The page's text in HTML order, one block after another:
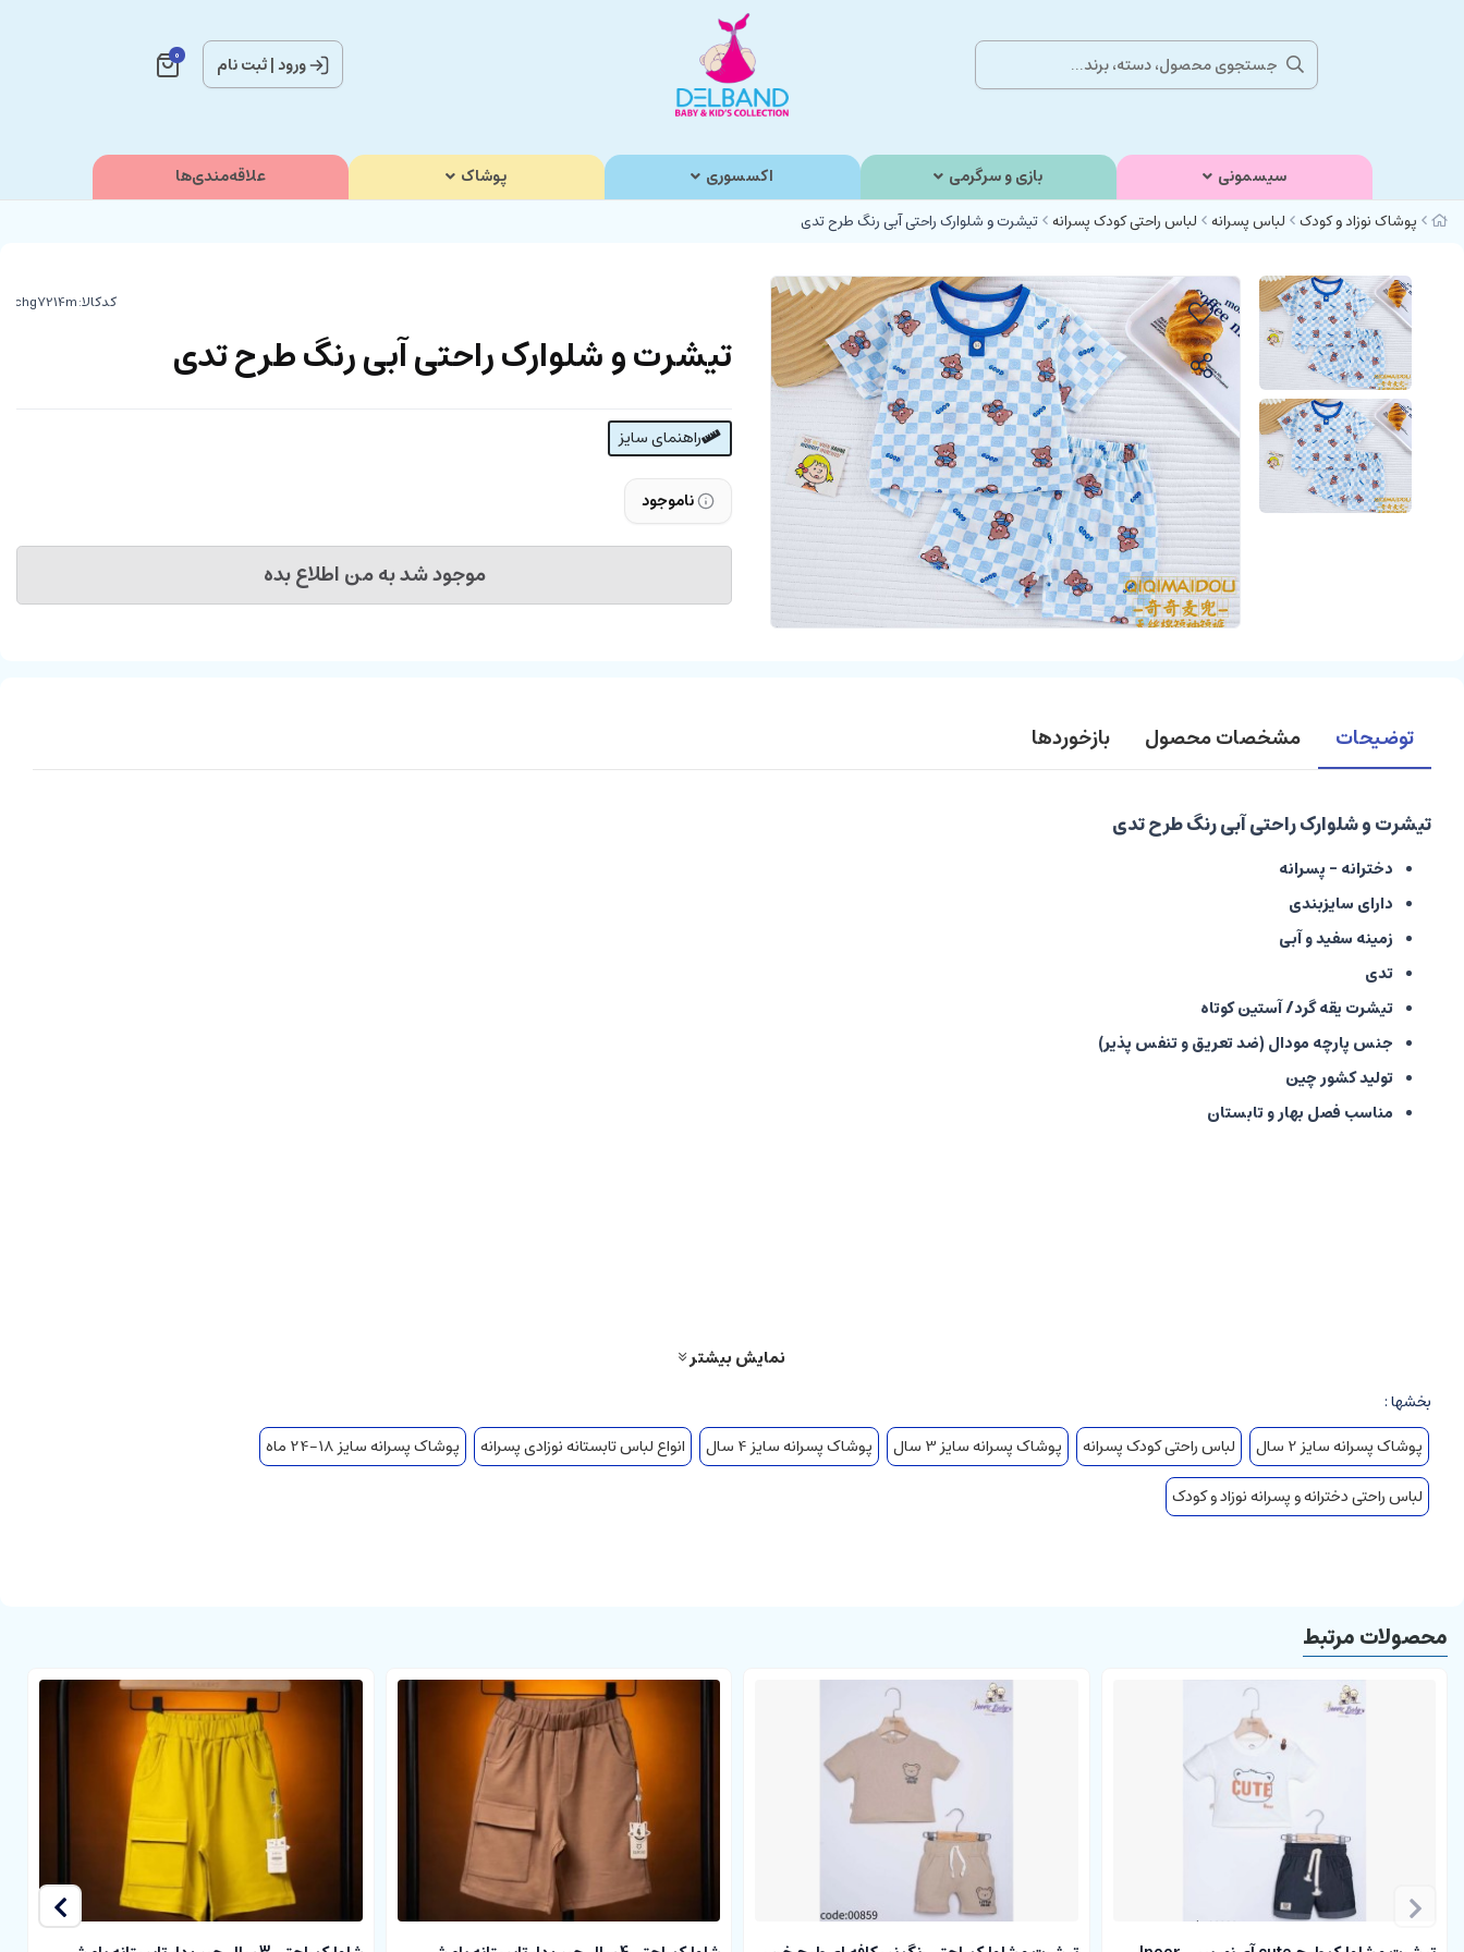
ورود|ثبت نام 0
سیسمونی بازی و سرگرمی اکسسوری پوشاک علاقه‌مندی‌ها
پوشاک نوزاد و کودک لباس پسرانه لباس راحتی کودک پسرانه تیشرت و شلوارک راحتی آبی رنگ طرح تدی
کدکالا:
تیشرت و شلوارک راحتی آبی رنگ طرح تدی
راهنمای سایز
ناموجود
موجود شد به من اطلاع بده
توضیحات مشخصات محصول بازخوردها
تیشرت و شلوارک راحتی آبی رنگ طرح تدی
دخترانه - پسرانه
دارای سایزبندی
زمینه سفید و آبی
تدی
تیشرت یقه گرد/ آستین کوتاه
جنس پارچه مودال (ضد تعریق و تنفس پذیر)
تولید کشور چین
مناسب فصل بهار و تابستان
نمایش بیشتر
بخشها :
پوشاک پسرانه سایز 2 سال
لباس راحتی کودک پسرانه پوشاک پسرانه سایز 3 سال پوشاک پسرانه سایز 4 سال انواع لباس تابستانه نوزادی پسرانه
پوشاک پسرانه سایز 18-24 ماه
لباس راحتی دخترانه و پسرانه نوزاد و کودک
محصولات مرتبط